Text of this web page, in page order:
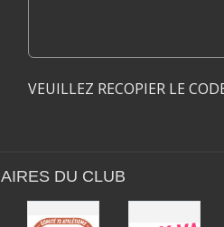
VEUILLEZ RECOPIER LE
DU CLUB